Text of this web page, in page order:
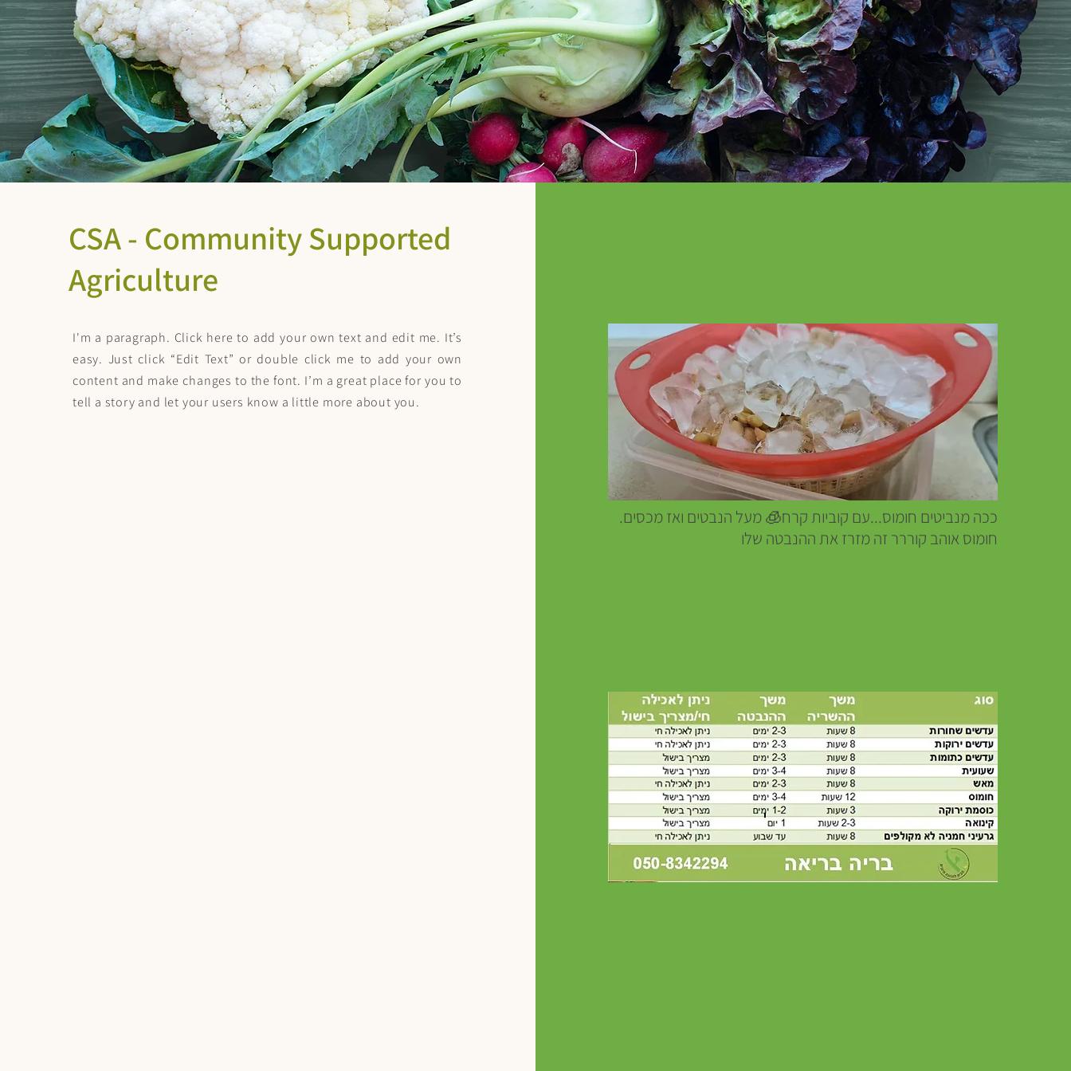
CSA - Community Supported
Agriculture
I'm a paragraph. Click here to add your own text and edit me. It’s
easy. Just click “Edit Text” or double click me to add your own
content and make changes to the font. I’m a great place for you to
tell a story and let your users know a little more about you.
ככה מנביטים חומוס...עם קוביות קרח🧊 מעל הנבטים ואז מכסים.
חומוס אוהב קוררר זה מזרז את ההנבטה שלו